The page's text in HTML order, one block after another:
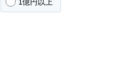
1億円以上